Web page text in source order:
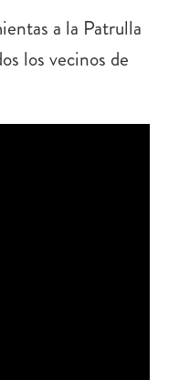
a la Patrulla
los vecinos de